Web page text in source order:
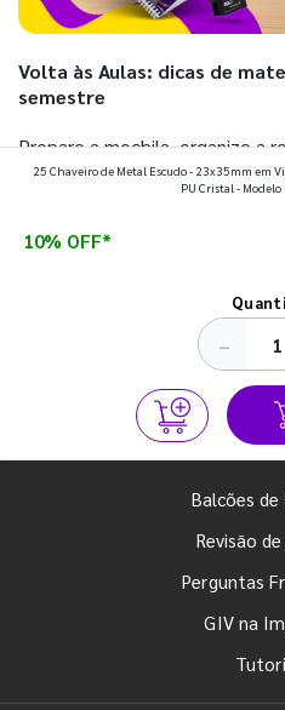
Volta às Aulas: dicas de
semestre
Prepare a mochila, organize a
que fazem toda diferença
25 Chaveiro de Metal Escudo - 23x35mm em
PU Cristal - Modelo
10% OFF*
−
Balcões de
Revisão
Perguntas
GIV na